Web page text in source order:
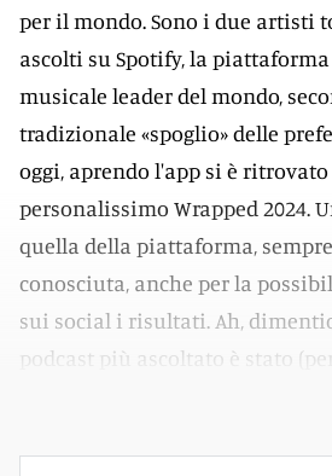
per il mondo. Sono i due artisti
ascolti su Spotify, la
musicale leader del mondo,
tradizionale «spoglio» delle
oggi, aprendo l'app si è
personalissimo Wrapped 2024.
quella della piattaforma,
conosciuta, anche per la
sui social i risultati. Ah,
podcast più ascoltato è stato